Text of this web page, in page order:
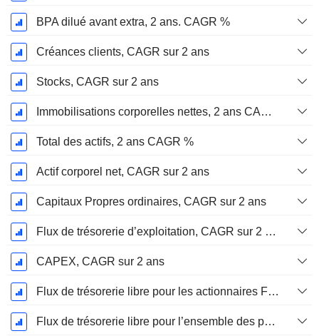
BPA dilué avant extra, 2 ans. CAGR %
Créances clients, CAGR sur 2 ans
Stocks, CAGR sur 2 ans
Immobilisations corporelles nettes, 2 ans CAGR %
Total des actifs, 2 ans CAGR %
Actif corporel net, CAGR sur 2 ans
Capitaux Propres ordinaires, CAGR sur 2 ans
Flux de trésorerie d’exploitation, CAGR sur 2 ans
CAPEX, CAGR sur 2 ans
Flux de trésorerie libre pour les actionnaires FCFE, CAGR sur 2 ans
Flux de trésorerie libre pour l’ensemble des pourvoyeurs de fonds (créanciers et actionnaires) FCFF, CAGR sur 2 ans